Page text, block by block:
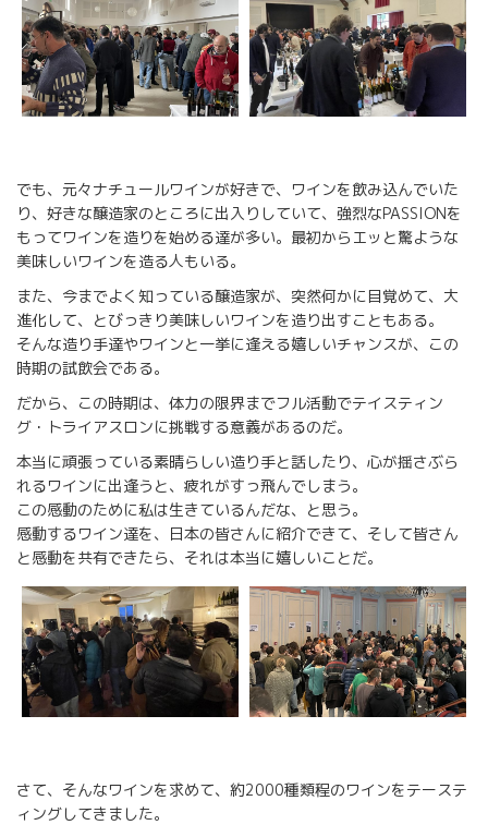
でも、元々ナチュールワインが好きで、ワインを飲み込んでいた
り、好きな醸造家のところに出入りしていて、強烈なPASSIONを
もってワインを造りを始める達が多い。最初からエッと驚ような
美味しいワインを造る人もいる。
また、今までよく知っている醸造家が、突然何かに目覚めて、大
進化して、とびっきり美味しいワインを造り出すこともある。
そんな造り手達やワインと一挙に逢える嬉しいチャンスが、この
時期の試飲会である。
だから、この時期は、体力の限界までフル活動でテイスティン
グ・トライアスロンに挑戦する意義があるのだ。
本当に頑張っている素晴らしい造り手と話したり、心が揺さぶら
れるワインに出逢うと、疲れがすっ飛んでしまう。
この感動のために私は生きているんだな、と思う。
感動するワイン達を、日本の皆さんに紹介できて、そして皆さん
と感動を共有できたら、それは本当に嬉しいことだ。
さて、そんなワインを求めて、約2000種類程のワインをテーステ
ィングしてきました。